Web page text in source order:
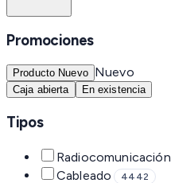
Promociones
Producto Nuevo Nuevo
Caja abierta En existencia
Tipos
Radiocomunicación
Cableado 4442